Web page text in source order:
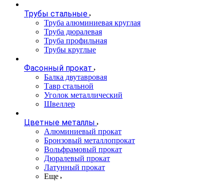
Трубы стальные
Труба алюминиевая круглая
Труба дюралевая
Труба профильная
Трубы круглые
Фасонный прокат
Балка двутавровая
Тавр стальной
Уголок металлический
Швеллер
Цветные металлы
Алюминиевый прокат
Бронзовый металлопрокат
Вольфрамовый прокат
Дюралевый прокат
Латунный прокат
Еще